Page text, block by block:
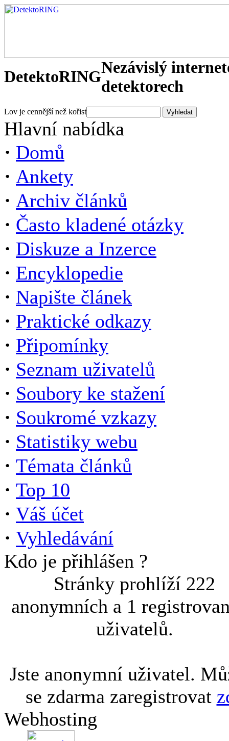
DetektoRINGNezávislý
detektorech
Lov je cennější než kořist
Hlavní nabídka
· Domů
· Ankety
· Archiv článků
· Často kladené otázky
· Diskuze a Inzerce
· Encyklopedie
· Napište článek
· Praktické odkazy
· Připomínky
· Seznam uživatelů
· Soubory ke stažení
· Soukromé vzkazy
· Statistiky webu
· Témata článků
· Top 10
· Váš účet
· Vyhledávání
Kdo je přihlášen ?
Stránky prohlíží 222
anonymních a 1
uživatelů.
Jste anonymní uživatel.
se zdarma zaregistrovat
Webhosting